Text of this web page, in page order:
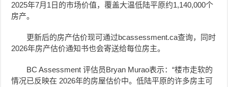
2025年7月1日的市场价值，覆盖大温低陆平原约1,140,000个
房产。
更新后的房产估价现可通过bcassessment.ca查询，同时
2026年房产估价通知书也会寄送给每位房主。
BC Assessment 评估员Bryan Murao表示：“楼市走软的
情况已反映在 2026年的房屋估价中。低陆平原的许多房主可